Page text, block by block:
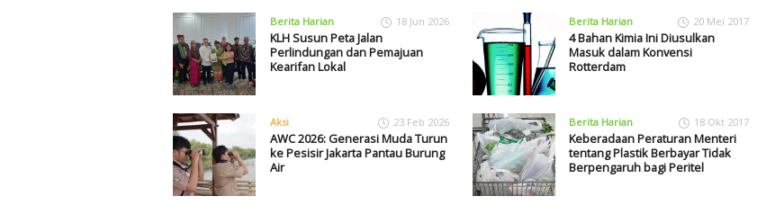
Berita Harian 18 Jun 2026
KLH Susun Peta Jalan
Perlindungan dan Pemajuan
Kearifan Lokal
Aksi 23 Feb 2026
AWC 2026: Generasi Muda Turun
ke Pesisir Jakarta Pantau Burung
Air
Berita Harian 20 Mei 2017
4 Bahan Kimia Ini Diusulkan
Masuk dalam Konvensi
Rotterdam
Berita Harian 18 Okt 2017
Keberadaan Peraturan Menteri
tentang Plastik Berbayar Tidak
Berpengaruh bagi Peritel